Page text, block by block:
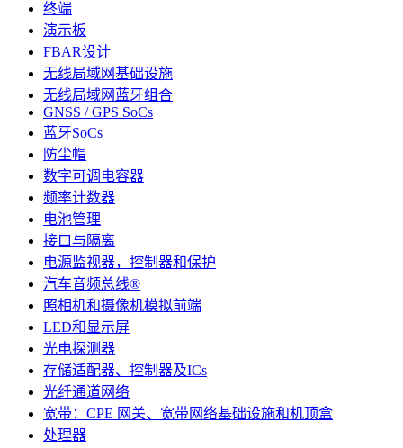
终端
演示板
FBAR设计
无线局域网基础设施
无线局域网蓝牙组合
GNSS / GPS SoCs
蓝牙SoCs
防尘帽
数字可调电容器
频率计数器
电池管理
接口与隔离
电源监视器，控制器和保护
汽车音频总线®
照相机和摄像机模拟前端
LED和显示屏
光电探测器
存储适配器、控制器及ICs
光纤通道网络
宽带：CPE 网关、宽带网络基础设施和机顶盒
处理器